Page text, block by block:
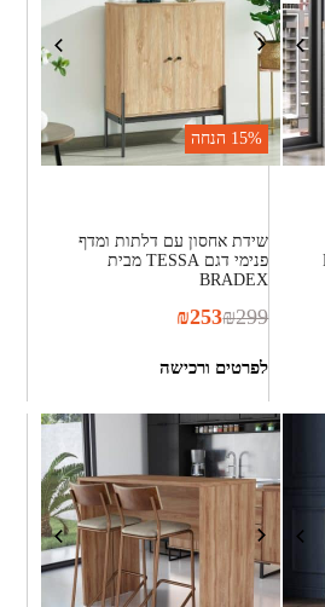
15% הנחה
שידת אחסון עם דלתות ומדף
פנימי דגם TESSA מבית
BRADEX
₪299
₪253
לפרטים ורכישה